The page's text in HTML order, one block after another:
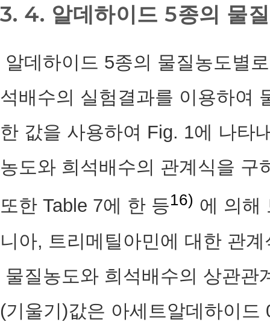
3. 4. 알데하이드 5종의 물
알데하이드 5종의 물질농도별
석배수의 실험결과를 이용하여
한 값을 사용하여 Fig. 1에 나타
농도와 희석배수의 관계식을 구
또한 Table 7에 한 등16) 에 의해
니아, 트리메틸아민에 대한 관
물질농도와 희석배수의 상관관
(기울기)값은 아세트알데하이